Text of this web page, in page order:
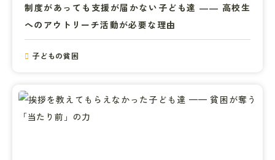
制度があっても支援が届かない子ども達 ―― 高校生
へのアウトリーチ活動が必要な理由
子どもの貧困